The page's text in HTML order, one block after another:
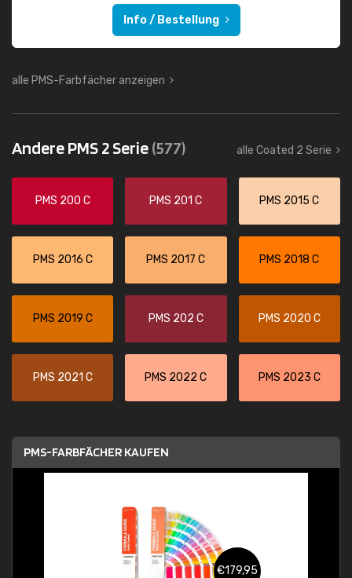
Info / Bestellung
alle PMS-Farbfächer anzeigen
Andere PMS 2 Serie(577) alle Coated 2 Serie
PMS 200 C PMS 201 C PMS 2015 C
PMS 2016 C PMS 2017 C PMS 2018 C
PMS 2019 C PMS 202 C PMS 2020 C
PMS 2021 C PMS 2022 C PMS 2023 C
PMS-FARBFÄCHER KAUFEN
€179,95